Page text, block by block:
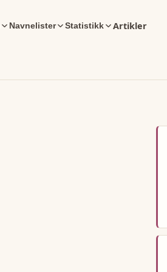
Navnelister Statistikk Artikler